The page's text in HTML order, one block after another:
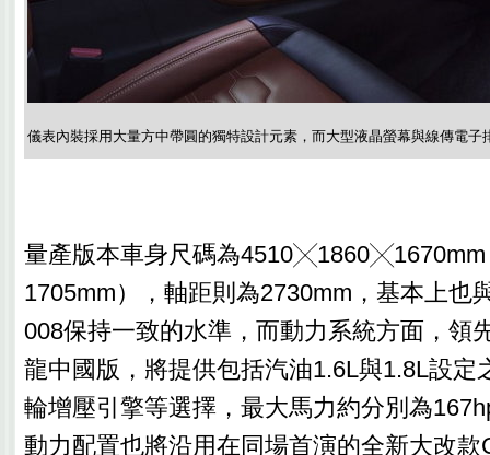
儀表內裝採用大量方中帶圓的獨特設計元素，而大型液晶螢幕與線傳電子
量產版本車身尺碼為4510╳1860╳1670mm
1705mm），軸距則為2730mm，基本上也
008保持一致的水準，而動力系統方面，領
龍中國版，將提供包括汽油1.6L與1.8L設定
輪增壓引擎等選擇，最大馬力約分別為
動力配置也將沿用在同場首演的全新大改